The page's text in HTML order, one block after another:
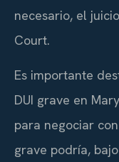
necesario, el
Court.
Es importante
DUI grave en
para negociar
grave podría,